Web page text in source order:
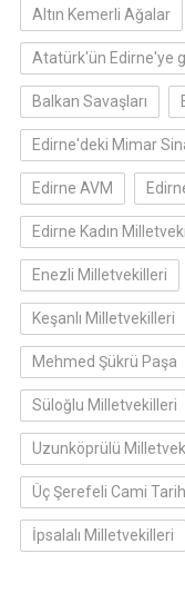
Altın Kemerli Ağalar
Atatürk'ün Edirne'ye
Balkan Savaşları
Edirne'deki Mimar
Edirne AVM
Edirne Kadın
Enezli Milletvekilleri
Keşanlı Milletvekilleri
Mehmed Şükrü Paşa
Süloğlu Milletvekilleri
Uzunköprülü
Üç Şerefeli Cami
İpsalalı Milletvekilleri